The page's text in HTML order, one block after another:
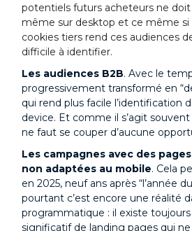
potentiels futurs acheteurs ne
même sur desktop et ce même si
cookies tiers rend ces audiences
difficile à identifier.
Les audiences B2B. Avec le
progressivement transformé en
qui rend plus facile l’identification
device. Et comme il s’agit
ne faut se couper d’aucune
Les campagnes avec des
non adaptées au mobile. Cela
en 2025, neuf ans après “l’année
pourtant c’est encore une réalité
programmatique : il existe
significatif de landing pages qui